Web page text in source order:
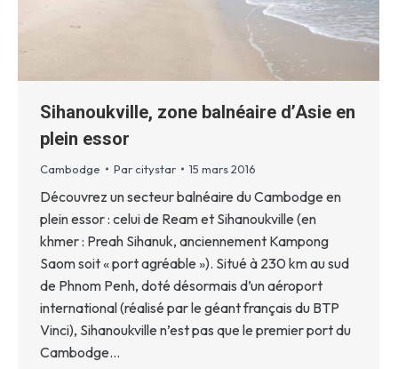
Sihanoukville, zone balnéaire d’Asie en
plein essor
Cambodge Par citystar 15 mars 2016
Découvrez un secteur balnéaire du Cambodge en
plein essor : celui de Ream et Sihanoukville (en
khmer : Preah Sihanuk, anciennement Kampong
Saom soit « port agréable »). Situé à 230 km au sud
de Phnom Penh, doté désormais d’un aéroport
international (réalisé par le géant français du BTP
Vinci), Sihanoukville n’est pas que le premier port du
Cambodge…